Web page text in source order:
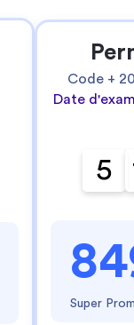
Code +
Date
5
Super